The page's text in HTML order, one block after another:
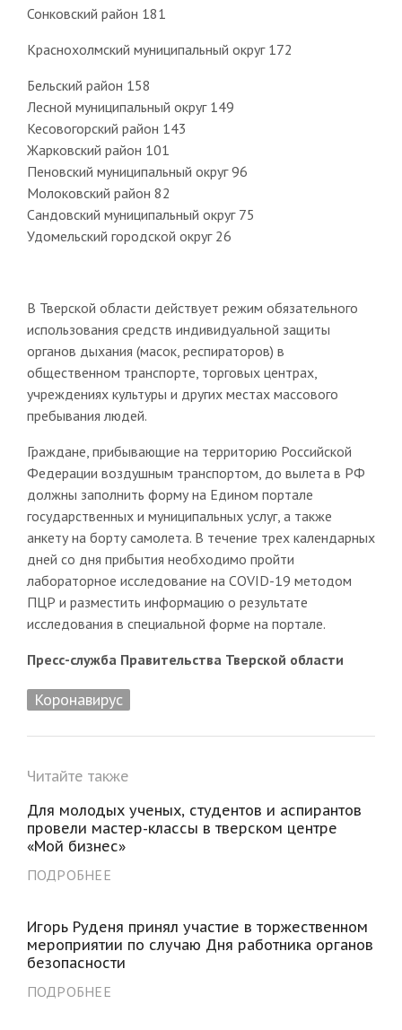
Сонковский район 181
Краснохолмский муниципальный округ 172
Бельский район 158
Лесной муниципальный округ 149
Кесовогорский район 143
Жарковский район 101
Пеновский муниципальный округ 96
Молоковский район 82
Сандовский муниципальный округ 75
Удомельский городской округ 26
В Тверской области действует режим обязательного
использования средств индивидуальной защиты
органов дыхания (масок, респираторов) в
общественном транспорте, торговых центрах,
учреждениях культуры и других местах массового
пребывания людей.
Граждане, прибывающие на территорию Российской
Федерации воздушным транспортом, до вылета в РФ
должны заполнить форму на Едином портале
государственных и муниципальных услуг, а также
анкету на борту самолета. В течение трех календарных
дней со дня прибытия необходимо пройти
лабораторное исследование на COVID-19 методом
ПЦР и разместить информацию о результате
исследования в специальной форме на портале.
Пресс-служба Правительства Тверской области
Коронавирус
Читайте также
Для молодых ученых, студентов и аспирантов
провели мастер-классы в тверском центре
«Мой бизнес»
ПОДРОБНЕЕ
Игорь Руденя принял участие в торжественном
мероприятии по случаю Дня работника органов
безопасности
ПОДРОБНЕЕ